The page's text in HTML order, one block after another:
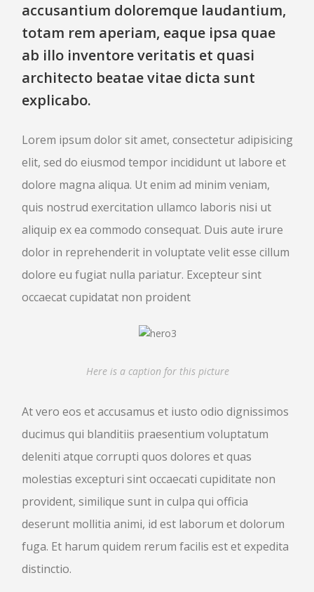
accusantium doloremque laudantium,
totam rem aperiam, eaque ipsa quae
ab illo inventore veritatis et quasi
architecto beatae vitae dicta sunt
explicabo.
Lorem ipsum dolor sit amet, consectetur adipisicing
elit, sed do eiusmod tempor incididunt ut labore et
dolore magna aliqua. Ut enim ad minim veniam,
quis nostrud exercitation ullamco laboris nisi ut
aliquip ex ea commodo consequat. Duis aute irure
dolor in reprehenderit in voluptate velit esse cillum
dolore eu fugiat nulla pariatur. Excepteur sint
occaecat cupidatat non proident
Here is a caption for this picture
At vero eos et accusamus et iusto odio dignissimos
ducimus qui blanditiis praesentium voluptatum
deleniti atque corrupti quos dolores et quas
molestias excepturi sint occaecati cupiditate non
provident, similique sunt in culpa qui officia
deserunt mollitia animi, id est laborum et dolorum
fuga. Et harum quidem rerum facilis est et expedita
distinctio.